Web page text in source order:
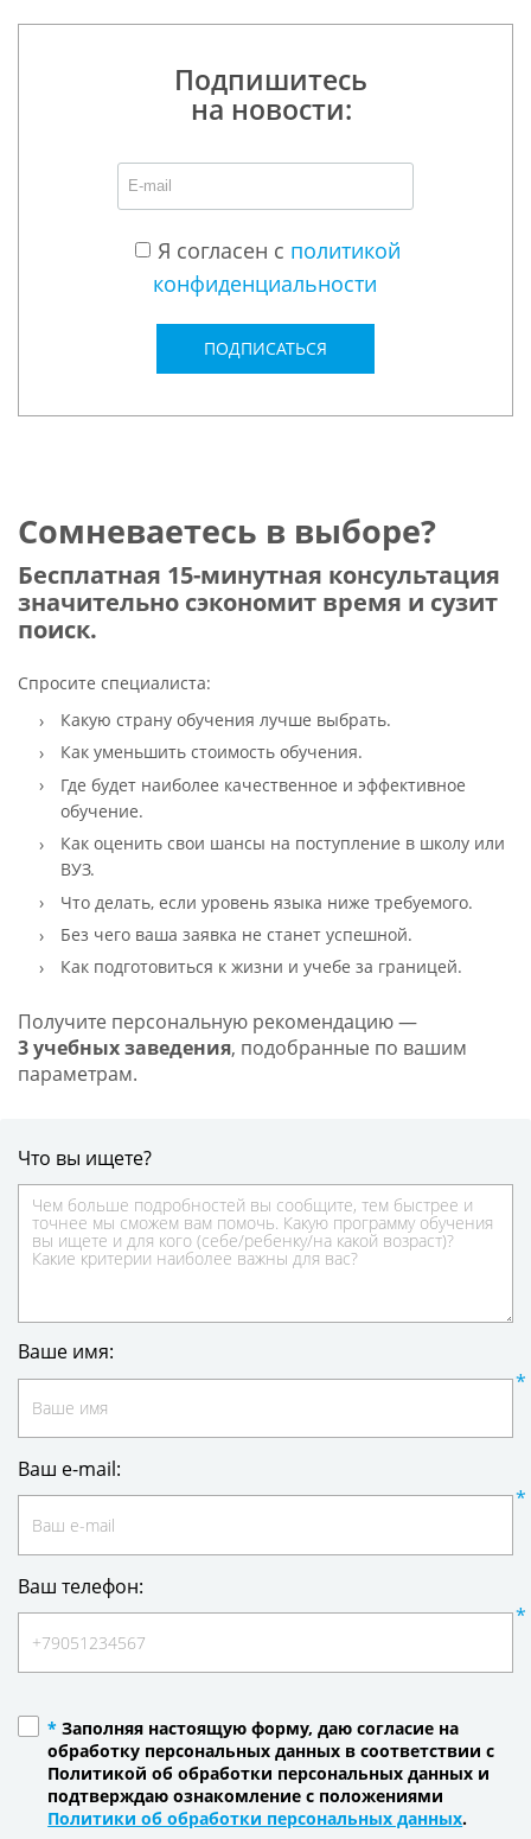
Подпишитесь
на новости:
Я согласен с политикой
конфиденциальности
ПОДПИСАТЬСЯ
Сомневаетесь в выборе?
Бесплатная 15-минутная консультация
значительно сэкономит время и сузит
поиск.
Спросите специалиста:
Какую страну обучения лучше выбрать.
Как уменьшить стоимость обучения.
Где будет наиболее качественное и эффективное
обучение.
Как оценить свои шансы на поступление в школу или
ВУЗ.
Что делать, если уровень языка ниже требуемого.
Без чего ваша заявка не станет успешной.
Как подготовиться к жизни и учебе за границей.
Получите персональную рекомендацию —
3 учебных заведения, подобранные по вашим
параметрам.
Что вы ищете?
Ваше имя:
Ваш e-mail:
Ваш телефон:
* Заполняя настоящую форму, даю согласие на
обработку персональных данных в соответствии с
Политикой об обработки персональных данных и
подтверждаю ознакомление с положениями
Политики об обработки персональных данных.